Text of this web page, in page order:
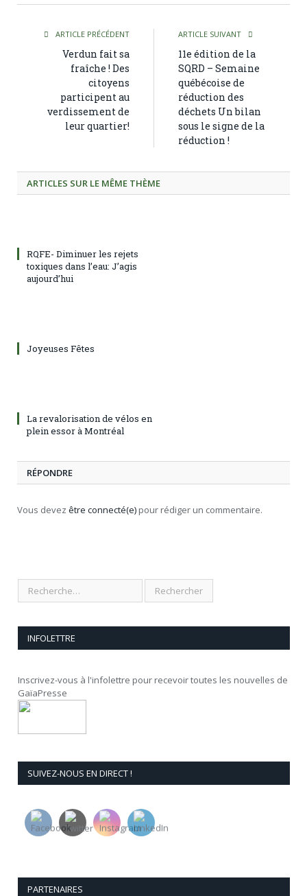
ARTICLE PRÉCÉDENT
Verdun fait sa
fraîche ! Des
citoyens
participent au
verdissement de
leur quartier!
ARTICLE SUIVANT
11e édition de la
SQRD – Semaine
québécoise de
réduction des
déchets Un bilan
sous le signe de la
réduction !
ARTICLES SUR LE MÊME THÈME
RQFE- Diminuer les rejets
toxiques dans l’eau: J’agis
aujourd’hui
Joyeuses Fêtes
La revalorisation de vélos en
plein essor à Montréal
RÉPONDRE
Vous devez être connecté(e) pour rédiger un commentaire.
INFOLETTRE
Inscrivez-vous à l'infolettre pour recevoir toutes les nouvelles de
GaïaPresse
SUIVEZ-NOUS EN DIRECT !
PARTENAIRES